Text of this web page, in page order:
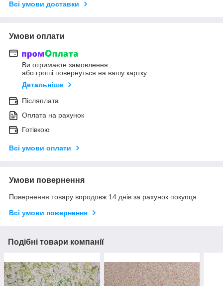
Всі умови доставки
Умови оплати
Ви отримаєте замовлення
або гроші повернуться на вашу картку
Детальніше
Післяплата
Оплата на рахунок
Готівкою
Всі умови оплати
Умови повернення
Повернення товару впродовж 14 днів за рахунок покупця
Всі умови повернення
Подібні товари компанії